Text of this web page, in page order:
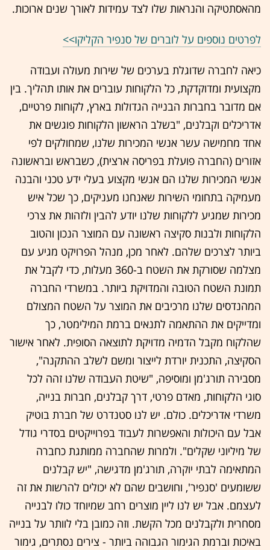
מהאסתטיקה והנראות שלו לצד עמידות לאורך שנים ארוכות.
לפרטים נוספים על לוברים של סנפיר הקליקו>>
כיאה לחברה שדוגלת בערכים של שירות מעולה ועבודה
מקצועית ומדוקדקת, כל הלקוחות עוברים את אותו תהליך. בין
אם מדובר בחברות הבנייה הגדולות בארץ, לקוחות פרטיים,
אדריכלים וקבלנים, "בשלב הראשון הלקוחות פוגשים את
אחד מחמישה עשר אנשי המכירות שלנו, שמחולקים לפי
אזורים (החברה פועלת בפריסה ארצית), כשבראש ובראשונה
אנשי המכירות שלנו הם אנשי מקצוע בעלי ידע טכני והבנה
מעמיקה בתחומי השירות שאנחנו מעניקים, כך שכל איש
מכירות שמגיע ללקוחות שלנו יודע להבין ולזהות את צרכי
הלקוחות ולבנות סקיצה ראשונה עם המוצר הנכון והטוב
ביותר לצרכים שלהם. לאחר מכן, מנהל הפרויקט מגיע עם
מצלמה שסורקת את השטח ב-360 מעלות, כדי לקבל את
תמונת השטח הטובה והמדויקת ביותר. במשרדי החברה
המהנדסים שלנו מרכיבים את המוצר על השטח המצולם
ומדייקים את ההתאמה לתנאים ברמת המילימטר, כך
שהלקוח מקבל הדמיה מדויקת לתוצאה הסופית. לאחר אישור
הסקיצה, התכנית יורדת לייצור ומשם לשלב ההתקנה",
מסבירה תורג'מן ומוסיפה, "שיטת העבודה שלנו זהה לכל
סוגי הלקוחות, מאדם פרטי, דרך קבלנים, חברות בנייה,
משרדי אדריכלים. כולם. יש לנו סטנדרט של חברת בוטיק
אבל עם היכולות והאפשרות לעבוד בפרוייקטים בסדרי גודל
של מיליוני שקלים". ולמרות שהחברה ממותגת כחברה
המתאימה לבתי יוקרה, תורג'מן מדגישה, "יש קבלנים
ששומעים 'סנפיר', וחושבים שהם לא יכולים להרשות את זה
לעצמם. אבל יש לנו ליין מוצרים רחב שמיוחד כולו לבנייה
מסחרית ולקבלנים מכל הקשת. וזה כמובן בלי לוותר על בנייה
באיכות וברמת הגימור הגבוהה ביותר - צירים נסתרים, גימור